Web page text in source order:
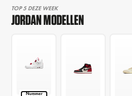
TOP 5 DEZE WEEK
JORDAN MODELLEN
Nummer